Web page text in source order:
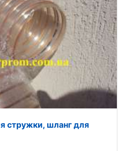
стружки, шланг для